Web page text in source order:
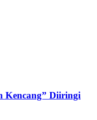
Kencang” Diiringi